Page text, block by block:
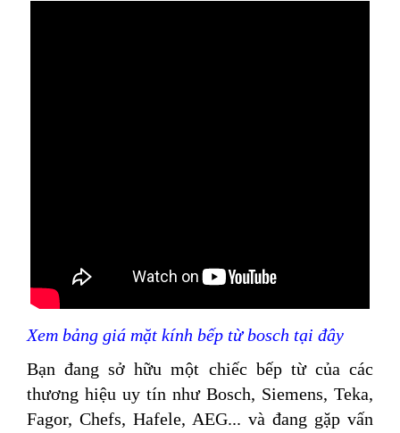
Xem bảng giá mặt kính bếp từ bosch tại đây
Bạn đang sở hữu một chiếc bếp từ của các
thương hiệu uy tín như Bosch, Siemens, Teka,
Fagor, Chefs, Hafele, AEG... và đang gặp vấn